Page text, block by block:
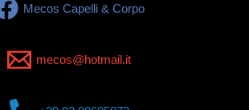
Mecos Capelli & Corpo
mecos@hotmail.it